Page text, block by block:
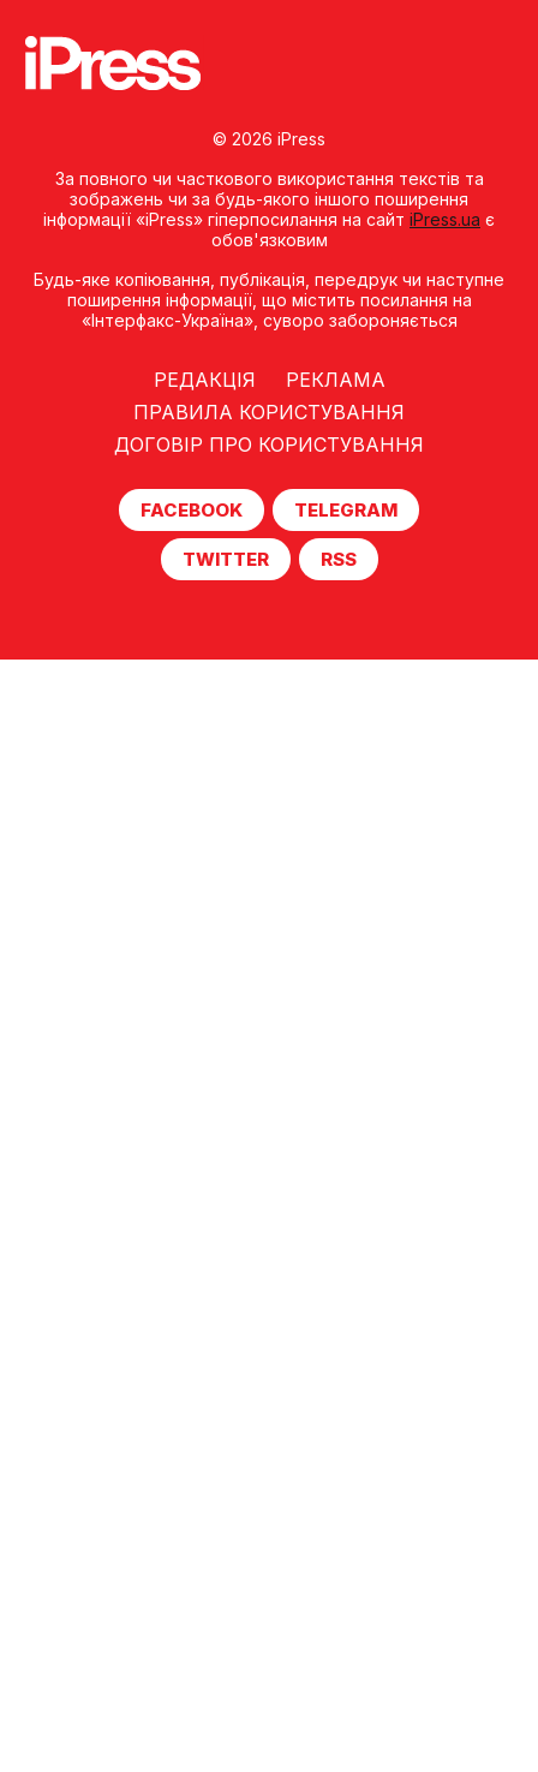
© 2026 iPress
За повного чи часткового використання текстів та
зображень чи за будь-якого іншого поширення
інформації «iPress» гіперпосилання на сайт iPress.ua є
обов'язковим
Будь-яке копiювання, публiкацiя, передрук чи наступне
поширення iнформацiї, що мiстить посилання на
«Iнтерфакс-Україна», суворо забороняється
РЕДАКЦІЯ
РЕКЛАМА
ПРАВИЛА КОРИСТУВАННЯ
ДОГОВІР ПРО КОРИСТУВАННЯ
FACEBOOK TELEGRAM
TWITTER RSS